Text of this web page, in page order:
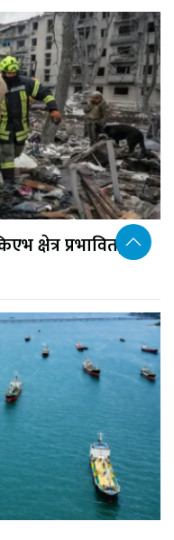
क्षेत्र प्रभावित, १७